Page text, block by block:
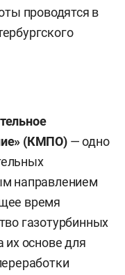
проводятся в
(КМПО)— одно
направлением
время
газотурбинных
их основе для